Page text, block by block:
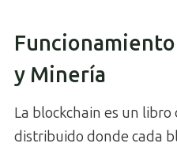
y Minería
La blockchain es un
distribuido donde cada